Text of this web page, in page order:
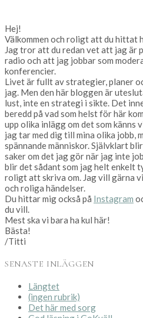
Hej!
Välkommen och roligt att du hittat
Jag tror att du redan vet att jag är
radio och att jag jobbar som
konferencier.
Livet är fullt av strategier, planer
jag. Men den här bloggen är
lust, inte en strategi i sikte. Det
beredd på vad som helst för här
upp olika inlägg om det som
jag tar med dig till mina olika jobb,
spännande människor. Självklart
saker om det jag gör när jag inte
blir det sådant som jag helt enkelt
roligt att skriva om. Jag vill gärna
och roliga händelser.
Du hittar mig också på Instagram
du vill.
Mest ska vi bara ha kul här!
Bästa!
/Titti
SENASTE INLÄGGEN
Längtet
(ingen rubrik)
Det här med sorg